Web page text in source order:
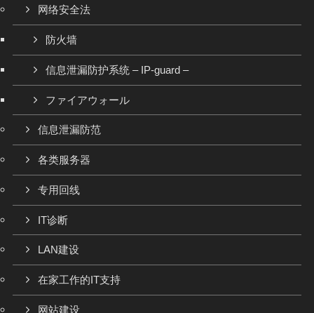
网络安全法
防火墙
信息泄漏防护系统 – IP-guard –
ファイアウォール
信息泄漏防范
各类服务器
专用回线
IT诊断
LAN建设
在家工作的IT支持
网站建设